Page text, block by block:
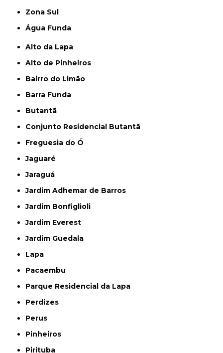
Zona Sul
Água Funda
Alto da Lapa
Alto de Pinheiros
Bairro do Limão
Barra Funda
Butantã
Conjunto Residencial Butantã
Freguesia do Ó
Jaguaré
Jaraguá
Jardim Adhemar de Barros
Jardim Bonfiglioli
Jardim Everest
Jardim Guedala
Lapa
Pacaembu
Parque Residencial da Lapa
Perdizes
Perus
Pinheiros
Pirituba